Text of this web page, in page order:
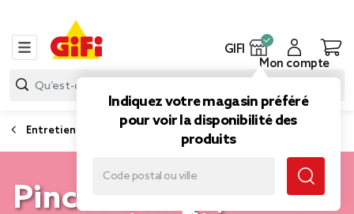
GIFI
Indiquez votre magasin préféré
pour voir la disponibilité des
produits
Mon compte
Entretien du linge
Pinces à linge,